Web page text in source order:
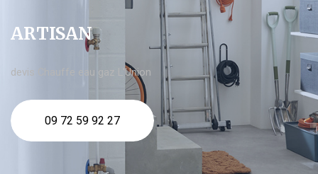
ARTISAN
devis Chauffe eau gaz L'Union
09 72 59 92 27